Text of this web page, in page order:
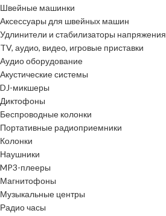
Швейные машинки
Аксессуары для швейных машин
Удлинители и стабилизаторы напряжения
TV, аудио, видео, игровые приставки
Аудио оборудование
Акустические системы
DJ-микшеры
Диктофоны
Беспроводные колонки
Портативные радиоприемники
Колонки
Наушники
MP3-плееры
Магнитофоны
Музыкальные центры
Радио часы